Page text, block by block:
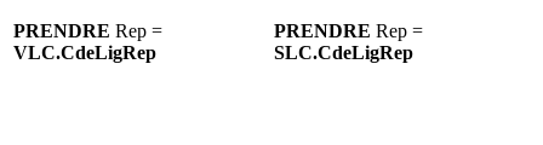
PRENDRE Rep =
VLC.CdeLigRep
PRENDRE Rep =
SLC.CdeLigRep